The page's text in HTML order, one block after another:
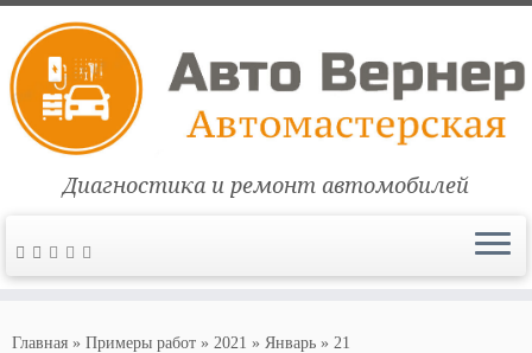
Диагностика и ремонт автомобилей
Главная » Примеры работ » 2021 » Январь » 21